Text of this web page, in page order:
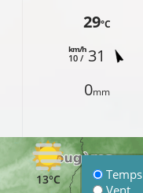
29°C
10 /
km/h 31
0mm
13°C
Temps